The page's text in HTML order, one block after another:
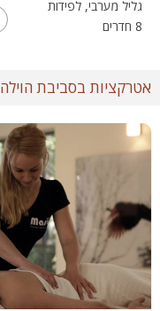
גליל מערבי, לפידות
8 חדרים
אטרקציות בסביבת הוילה